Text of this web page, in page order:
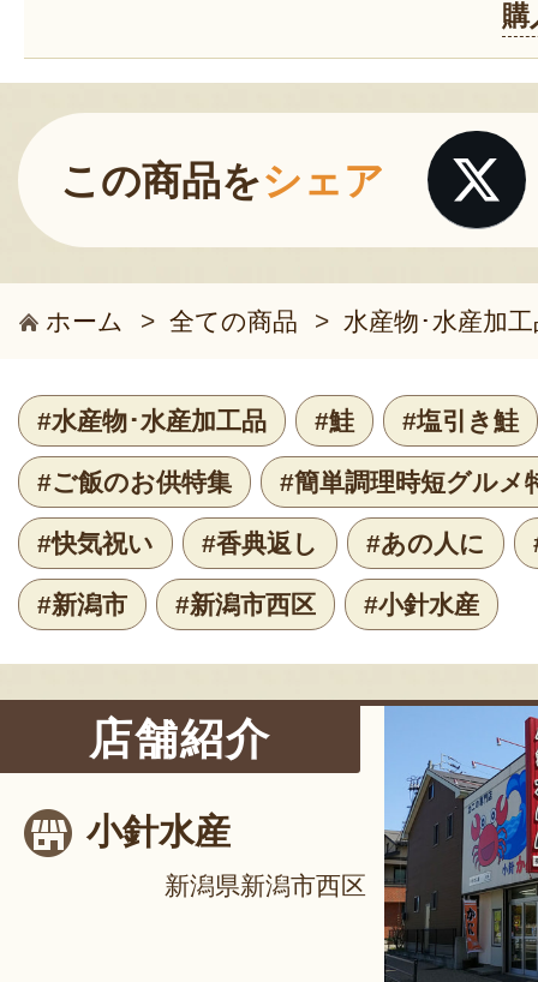
購
この商品をシェア
ホーム > 全ての商品 > 水産物･水産加
#水産物･水産加工品 #鮭 #塩引き鮭
#ご飯のお供特集 #簡単調理時短グルメ
#快気祝い #香典返し #あの人に
#新潟市 #新潟市西区 #小針水産
店舗紹介
小針水産
新潟県新潟市西区